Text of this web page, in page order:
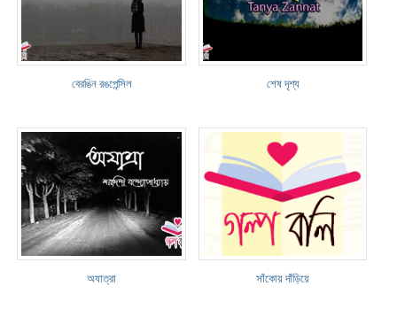
বেরঙিন রঙপেন্সিল শেষ দৃশ্য
অযাত্রা সাঁকোয় দাঁড়িয়ে